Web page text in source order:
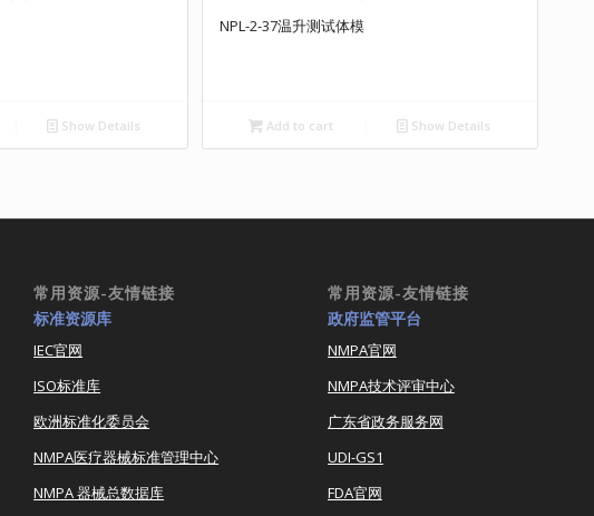
Show Details
NPL-2-37温升测试体模
Add to cart Show Details
常用资源-友情链接
标准资源库
IEC官网
ISO标准库
欧洲标准化委员会
NMPA医疗器械标准管理中心
NMPA 器械总数据库
常用资源-友情链接
政府监管平台
NMPA官网
NMPA技术评审中心
广东省政务服务网
UDI-GS1
FDA官网